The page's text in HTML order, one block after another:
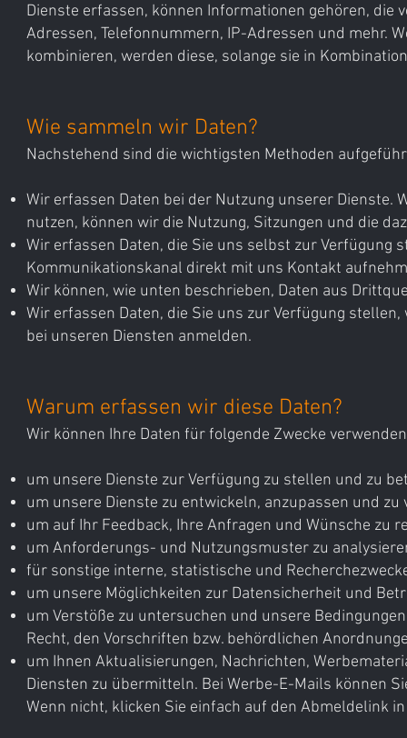
Dienste erfassen, können Informationen gehören, die
Adressen, Telefonnummern, IP-Adressen und mehr.
kombinieren, werden diese, solange sie in
Wie sammeln wir Daten?
Nachstehend sind die wichtigsten Methoden
Wir erfassen Daten bei der Nutzung unserer Dienste.
nutzen, können wir die Nutzung, Sitzungen und die
Wir erfassen Daten, die Sie uns selbst zur Verfügung
Kommunikationskanal direkt mit uns Kontakt
Wir können, wie unten beschrieben, Daten aus
Wir erfassen Daten, die Sie uns zur Verfügung
bei unseren Diensten anmelden.
Warum erfassen wir diese Daten?
Wir können Ihre Daten für folgende Zwecke
um unsere Dienste zur Verfügung zu stellen und zu
um unsere Dienste zu entwickeln, anzupassen und zu
um auf Ihr Feedback, Ihre Anfragen und Wünsche zu
um Anforderungs- und Nutzungsmuster zu
für sonstige interne, statistische und
um unsere Möglichkeiten zur Datensicherheit und
um Verstöße zu untersuchen und unsere
Recht, den Vorschriften bzw. behördlichen
um Ihnen Aktualisierungen, Nachrichten,
Diensten zu übermitteln. Bei Werbe-E-Mails können
Wenn nicht, klicken Sie einfach auf den Abmeldelink